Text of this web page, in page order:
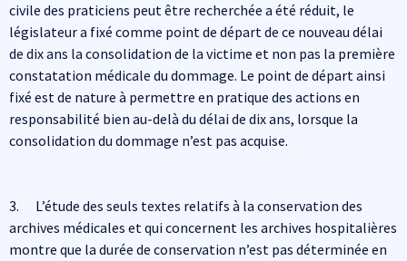
civile des praticiens peut être recherchée a été réduit, le
législateur a fixé comme point de départ de ce nouveau délai
de dix ans la consolidation de la victime et non pas la première
constatation médicale du dommage. Le point de départ ainsi
fixé est de nature à permettre en pratique des actions en
responsabilité bien au-delà du délai de dix ans, lorsque la
consolidation du dommage n’est pas acquise.
3. L’étude des seuls textes relatifs à la conservation des
archives médicales et qui concernent les archives hospitalières
montre que la durée de conservation n’est pas déterminée en